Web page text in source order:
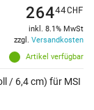
Artikel verfügbar
26444CHF
inkl. 8.1% MwSt
zzgl. Versandkosten
/ 6,4 cm) für MSI